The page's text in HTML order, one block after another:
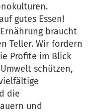
gutes Essen!
braucht
Teller. Wir fordern
Profite im Blick
schützen,
die
und